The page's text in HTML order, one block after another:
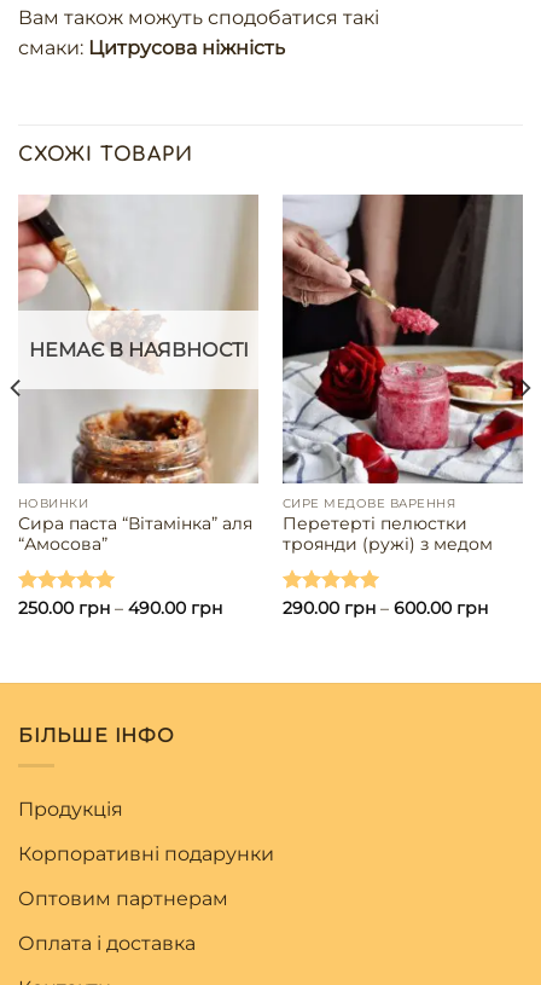
Вам також можуть сподобатися такі
смаки: Цитрусова ніжність
СХОЖІ ТОВАРИ
НЕМАЄ В НАЯВНОСТІ
НОВИНКИ
Сира паста “Вітамінка” аля
“Амосова”
Оцінено в
250.00 грн– 490.00 грн
СИРЕ МЕДОВЕ ВАРЕННЯ
Перетерті пелюстки
троянди (ружі) з медом
Оцінено в
290.00 грн– 600.00 грн
БІЛЬШЕ ІНФО
Продукція
Корпоративні подарунки
Оптовим партнерам
Оплата і доставка